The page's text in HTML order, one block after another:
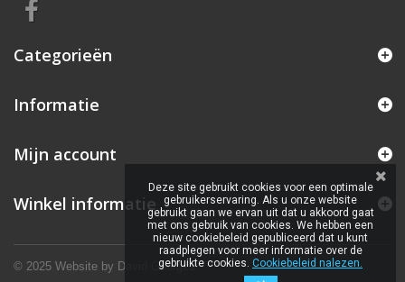
Categorieën
Informatie
© 2025 Website by David Georges
Mijn account
Winkel informatie
Deze site gebruikt cookies voor een optimale
gebruikerservaring. Als u onze website
gebruikt gaan we ervan uit dat u akkoord gaat
met ons gebruik van cookies. We hebben een
nieuw cookiebeleid gepubliceerd dat u kunt
raadplegen voor meer informatie over de
gebruikte cookies. Cookiebeleid nalezen.